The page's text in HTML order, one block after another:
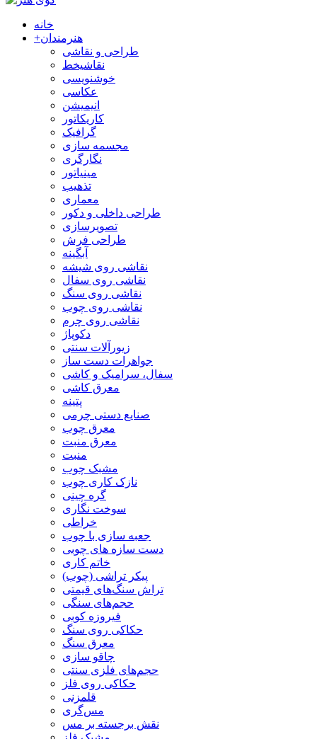
خانه
+هنرمندان
طراحی و نقاشی
نقاشیخط
خوشنویسی
عکاسی
انیمیشن
کاریکاتور
گرافیک
مجسمه سازی
نگارگری
مینیاتور
تذهیب
معماری
طراحی داخلی و دکور
تصویرسازی
طراحی فرش
آبگینه
نقاشی روی شیشه
نقاشی روی سفال
نقاشی روی سنگ
نقاشی روی چوب
نقاشی روی چرم
دکوپاژ
زیورآلات سنتی
جواهرات دست ساز
سفال، سرامیک و کاشی
معرق کاشی
پتینه
صنایع دستی چرمی
معرق چوب
معرق منبت
منبت
مشبک چوب
نازک کاری چوب
گره چینی
سوخت نگاری
خراطی
جعبه سازی با چوب
دست سازه های چوبی
خاتم کاری
پیکر تراشی (چوب)
تراش سنگ‌های قیمتی
حجم‌های سنگی
فیروزه کوبی
حکاکی روی سنگ
معرق سنگ
چاقو سازی
حجم‌های فلزی سنتی
حکاکی روی فلز
قلمزنی
مس‌گری
نقش برجسته بر مس